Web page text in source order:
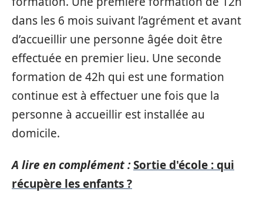
dans les 6 mois suivant l’agrément et avant
d’accueillir une personne âgée doit être
effectuée en premier lieu. Une seconde
formation de 42h qui est une formation
continue est à effectuer une fois que la
personne à accueillir est installée au
domicile.
A lire en complément :Sortie d'école : qui
récupère les enfants ?